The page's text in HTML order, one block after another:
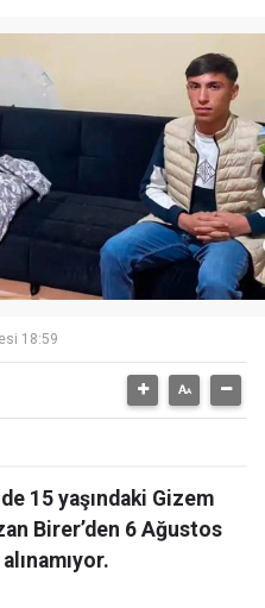
18:59
15 yaşındaki Gizem
Birer’den 6 Ağustos